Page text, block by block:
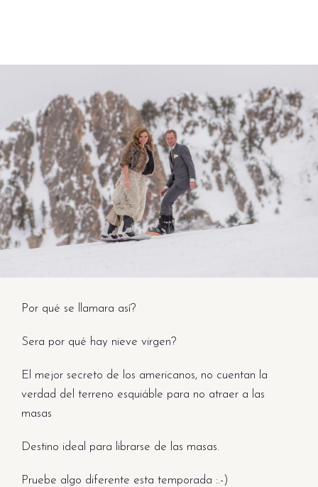
Por qué se llamara así?
Sera por qué hay nieve virgen?
El mejor secreto de los americanos, no cuentan la
verdad del terreno esquiáble para no atraer a las
masas
Destino ideal para librarse de las masas.
Pruebe algo diferente esta temporada :.-)